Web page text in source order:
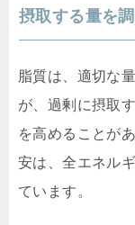
摂取する量を
脂質は、適切な
が、過剰に摂取
を高めることが
安は、全エネル
ています。